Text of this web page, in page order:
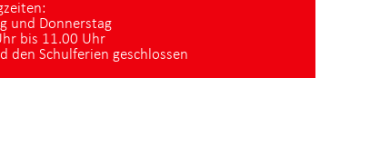
und Donnerstag
bis 11.00 Uhr
den Schulferien geschlossen